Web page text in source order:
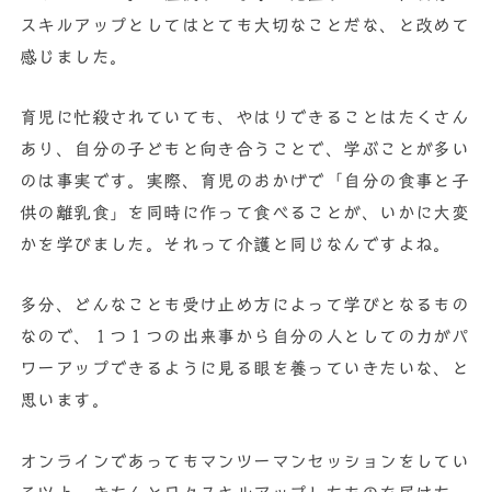
スキルアップとしてはとても大切なことだな、と改めて
感じました。
育児に忙殺されていても、やはりできることはたくさん
あり、自分の子どもと向き合うことで、学ぶことが多い
のは事実です。実際、育児のおかげで「自分の食事と子
供の離乳食」を同時に作って食べることが、いかに大変
かを学びました。それって介護と同じなんですよね。
多分、どんなことも受け止め方によって学びとなるもの
なので、１つ１つの出来事から自分の人としての力がパ
ワーアップできるように見る眼を養っていきたいな、と
思います。
オンラインであってもマンツーマンセッションをしてい